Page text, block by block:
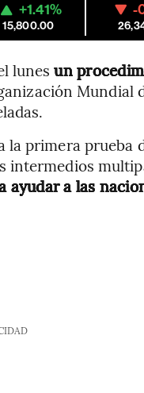
+1.41%
15,800.00
-
lunesun
Mundial
primera prueba
intermedios
a las